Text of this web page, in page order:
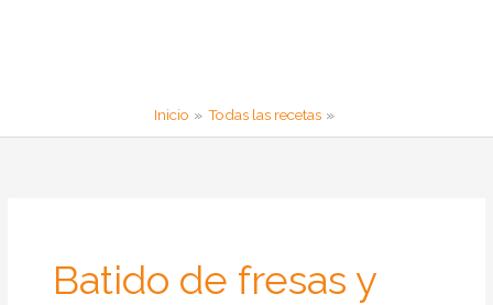
Inicio Todas las recetas
Batido de fresas y